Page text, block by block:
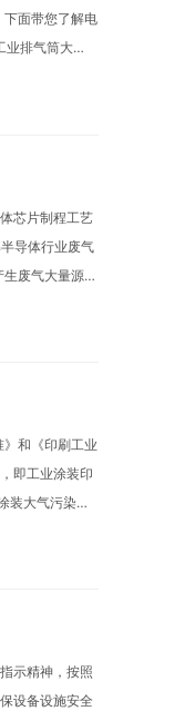
面带您了解电
排气筒大气
芯片制程工艺
导体行业废气
废气大量源于
和《印刷工业
即工业涂装印
装大气污染物
示精神，按照
设备设施安全